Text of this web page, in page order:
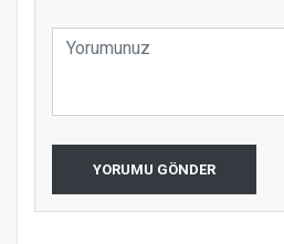
YORUMU GÖNDER